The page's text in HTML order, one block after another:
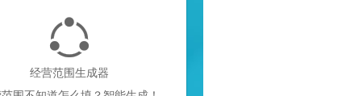

经营范围生成器